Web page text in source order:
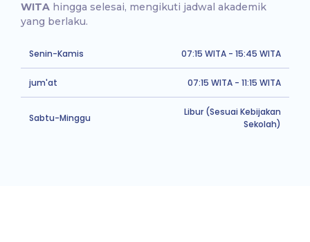
WITA hingga selesai, mengikuti jadwal akademik
yang berlaku.
Senin-Kamis 07:15 WITA - 15:45 WITA
jum'at 07:15 WITA - 11:15 WITA
Sabtu-Minggu
Libur (Sesuai Kebijakan
Sekolah)